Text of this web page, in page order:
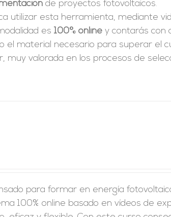
de proyectos fotovoltaicos.
utilizar esta herramienta, mediante
es100% online y contarás con
el material necesario para superar el
muy valorada en los procesos de
para formar en energía
100% online basado en vídeos de